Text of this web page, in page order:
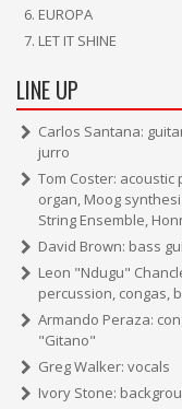
EUROPA
LET IT SHINE
LINE UP
Carlos Santana:
jurro
Tom Coster:
organ, Moog
String Ensemble,
David Brown: bass
Leon "Ndugu"
percussion, congas,
Armando Peraza:
"Gitano"
Greg Walker: vocals
Ivory Stone: